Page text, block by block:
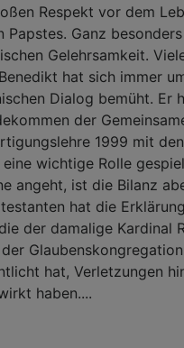
Respekt vor dem
Papstes. Ganz
Gelehrsamkeit.
hat sich immer
Dialog bemüht. Er
der
1999 mit
eine wichtige Rolle
angeht, ist die Bilanz
hat die
die der damalige Kardinal
hat, Verletzungen
haben....